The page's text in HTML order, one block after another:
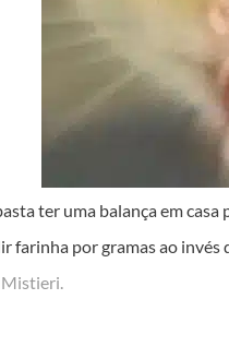
ter uma balança em
farinha por gramas ao
Mistieri.